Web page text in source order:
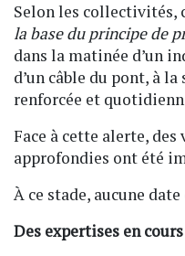
Selon les collectivités,
la base du principe de
dans la matinée d’un
d’un câble du pont, à
renforcée et
Face à cette alerte,
approfondies ont été
À ce stade, aucune
Des expertises en cours